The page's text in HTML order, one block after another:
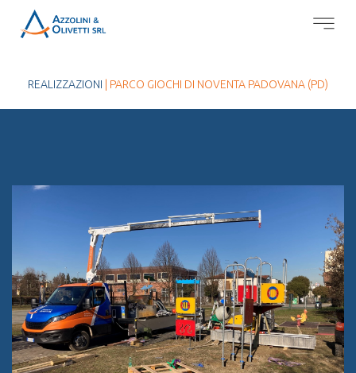
REALIZZAZIONI | PARCO GIOCHI DI NOVENTA PADOVANA (PD)